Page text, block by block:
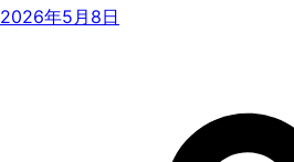
2026年5月8日